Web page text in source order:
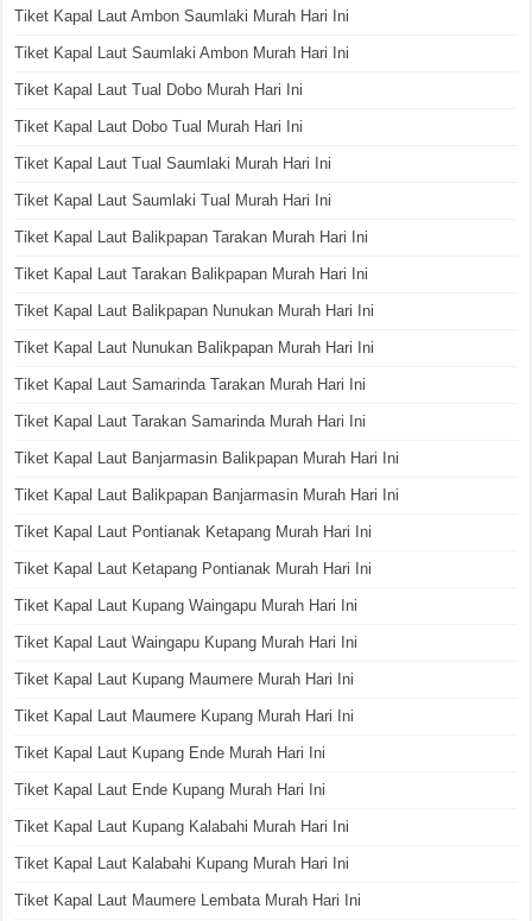
Tiket Kapal Laut Ambon Saumlaki Murah Hari Ini
Tiket Kapal Laut Saumlaki Ambon Murah Hari Ini
Tiket Kapal Laut Tual Dobo Murah Hari Ini
Tiket Kapal Laut Dobo Tual Murah Hari Ini
Tiket Kapal Laut Tual Saumlaki Murah Hari Ini
Tiket Kapal Laut Saumlaki Tual Murah Hari Ini
Tiket Kapal Laut Balikpapan Tarakan Murah Hari Ini
Tiket Kapal Laut Tarakan Balikpapan Murah Hari Ini
Tiket Kapal Laut Balikpapan Nunukan Murah Hari Ini
Tiket Kapal Laut Nunukan Balikpapan Murah Hari Ini
Tiket Kapal Laut Samarinda Tarakan Murah Hari Ini
Tiket Kapal Laut Tarakan Samarinda Murah Hari Ini
Tiket Kapal Laut Banjarmasin Balikpapan Murah Hari Ini
Tiket Kapal Laut Balikpapan Banjarmasin Murah Hari Ini
Tiket Kapal Laut Pontianak Ketapang Murah Hari Ini
Tiket Kapal Laut Ketapang Pontianak Murah Hari Ini
Tiket Kapal Laut Kupang Waingapu Murah Hari Ini
Tiket Kapal Laut Waingapu Kupang Murah Hari Ini
Tiket Kapal Laut Kupang Maumere Murah Hari Ini
Tiket Kapal Laut Maumere Kupang Murah Hari Ini
Tiket Kapal Laut Kupang Ende Murah Hari Ini
Tiket Kapal Laut Ende Kupang Murah Hari Ini
Tiket Kapal Laut Kupang Kalabahi Murah Hari Ini
Tiket Kapal Laut Kalabahi Kupang Murah Hari Ini
Tiket Kapal Laut Maumere Lembata Murah Hari Ini